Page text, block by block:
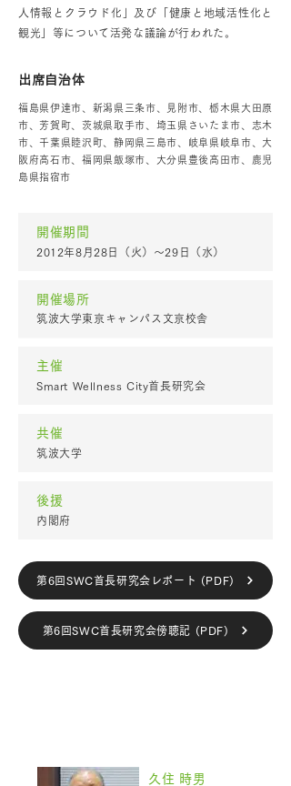
人情報とクラウド化」及び「健康と地域活性化と
観光」等について活発な議論が行われた。
出席自治体
福島県伊達市、新潟県三条市、見附市、栃木県大田原
市、芳賀町、茨城県取手市、埼玉県さいたま市、志木
市、千葉県睦沢町、静岡県三島市、岐阜県岐阜市、大
阪府高石市、福岡県飯塚市、大分県豊後高田市、鹿児
島県指宿市
開催期間
2012年8月28日（火）〜29日（水）
開催場所
筑波大学東京キャンパス文京校舎
主催
Smart Wellness City首長研究会
共催
筑波大学
後援
内閣府
第6回SWC首長研究会レポート (PDF)
第6回SWC首長研究会傍聴記 (PDF)
久住 時男